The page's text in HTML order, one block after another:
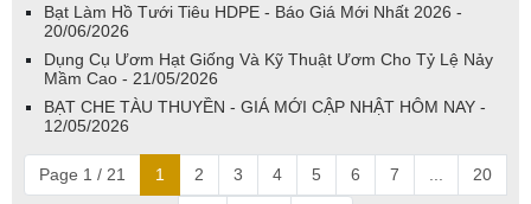
Bạt Làm Hồ Tưới Tiêu HDPE - Báo Giá Mới Nhất 2026 -
20/06/2026
Dụng Cụ Ươm Hạt Giống Và Kỹ Thuật Ươm Cho Tỷ Lệ Nảy
Mầm Cao - 21/05/2026
BẠT CHE TÀU THUYỀN - GIÁ MỚI CẬP NHẬT HÔM NAY -
12/05/2026
Page 1 / 21 1 2 3 4 5 6 7 20